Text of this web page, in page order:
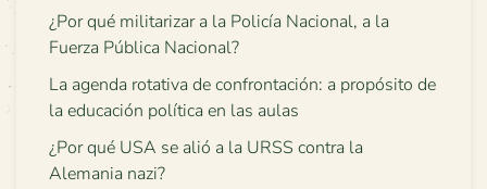
¿Por qué militarizar a la Policía Nacional, a la
Fuerza Pública Nacional?
La agenda rotativa de confrontación: a propósito de
la educación política en las aulas
¿Por qué USA se alió a la URSS contra la
Alemania nazi?